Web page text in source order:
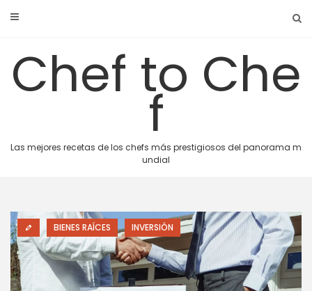
Chef to Che
f
Las mejores recetas de los chefs más prestigiosos del panorama m
undial
BIENES RAÍCES INVERSIÓN